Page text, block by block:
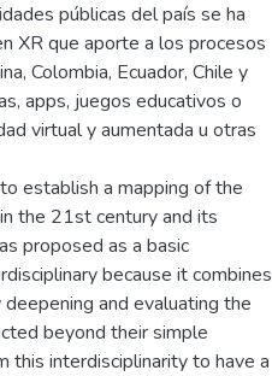
públicas del país se ha
XR que aporte a los procesos
Colombia, Ecuador, Chile y
apps, juegos educativos o
virtual y aumentada u otras
establish a mapping of the
the 21st century and its
proposed as a basic
because it combines
and evaluating the
beyond their simple
this interdisciplinarity to have a